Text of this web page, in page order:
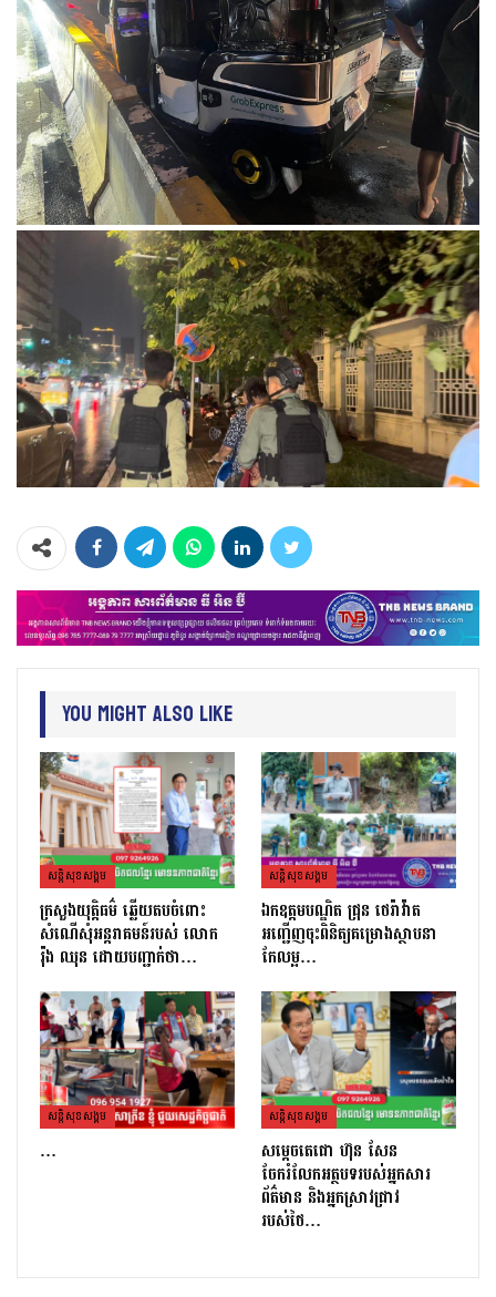
You Might Also Like
សន្តិសុខសង្គម
ក្រសួងយុត្តិធម៌ ឆ្លើយតបចំពោះ
សំណើសុំអន្តរាគមន៍របស់ លោក
រ៉ុង ឈុន ដោយបញ្ជាក់ថា…
សន្តិសុខសង្គម
ឯកឧត្តមបណ្ឌិត ជ្រុន ថេរ៉ាវ៉ាត
អញ្ជើញចុះពិនិត្យគម្រោងស្ថាបនា
កែលម្អ…
សន្តិសុខសង្គម
…
សន្តិសុខសង្គម
សម្តេចតេជោ ហ៊ុន សែន
ចែករំលែកអត្ថបទរបស់អ្នកសារ
ព័ត៌មាន និងអ្នកស្រាវជ្រាវ
របស់ថៃ…